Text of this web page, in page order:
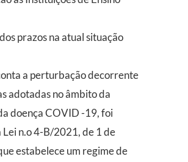
prazos na atual situação
a perturbação decorrente
adotadas no âmbito da
doença COVID -19, foi
Lei n.o 4-B/2021, de 1 de
estabelece um regime de